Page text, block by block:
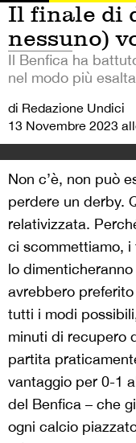
Il finale di
nessuno)
Il Benfica ha
nel modo più
di Redazione Undici
13 Novembre 2023
Non c’è, non può
perdere un derby.
relativizzata.
ci scommettiamo, i
lo
avrebbero
tutti i modi
minuti di recupero
partita
vantaggio per 0-1
del Benfica – che
ogni calcio